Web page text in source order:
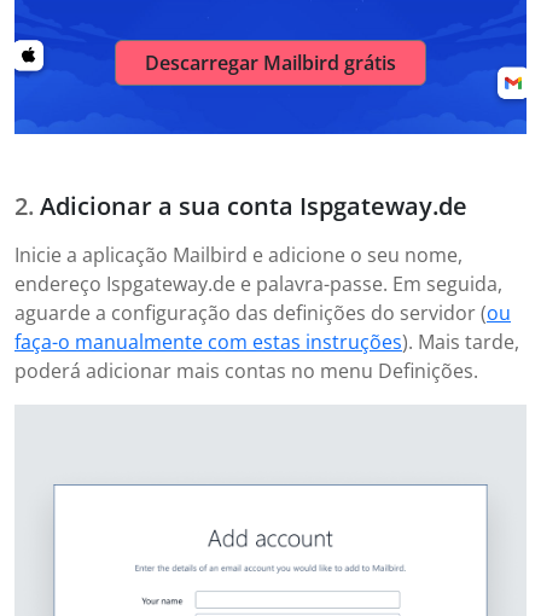
Descarregar Mailbird grátis
Adicionar a sua conta Ispgateway.de
Inicie a aplicação Mailbird e adicione o seu nome,
endereço Ispgateway.de e palavra-passe. Em seguida,
aguarde a configuração das definições do servidor (ou
faça-o manualmente com estas instruções). Mais tarde,
poderá adicionar mais contas no menu Definições.